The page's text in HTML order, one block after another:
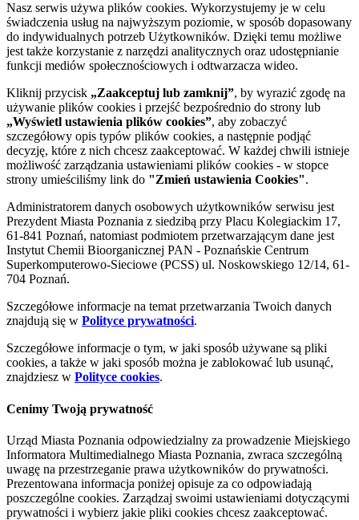
Nasz serwis używa plików cookies. Wykorzystujemy je w celu
świadczenia usług na najwyższym poziomie, w sposób dopasowany
do indywidualnych potrzeb Użytkowników. Dzięki temu możliwe
jest także korzystanie z narzędzi analitycznych oraz udostępnianie
funkcji mediów społecznościowych i odtwarzacza wideo.
Kliknij przycisk „Zaakceptuj lub zamknij”, by wyrazić zgodę na
używanie plików cookies i przejść bezpośrednio do strony lub
„Wyświetl ustawienia plików cookies”, aby zobaczyć
szczegółowy opis typów plików cookies, a następnie podjąć
decyzję, które z nich chcesz zaakceptować. W każdej chwili istnieje
możliwość zarządzania ustawieniami plików cookies - w stopce
strony umieściliśmy link do "Zmień ustawienia Cookies".
Administratorem danych osobowych użytkowników serwisu jest
Prezydent Miasta Poznania z siedzibą przy Placu Kolegiackim 17,
61-841 Poznań, natomiast podmiotem przetwarzającym dane jest
Instytut Chemii Bioorganicznej PAN - Poznańskie Centrum
Superkomputerowo-Sieciowe (PCSS) ul. Noskowskiego 12/14, 61-
704 Poznań.
Szczegółowe informacje na temat przetwarzania Twoich danych
znajdują się w Polityce prywatności.
Szczegółowe informacje o tym, w jaki sposób używane są pliki
cookies, a także w jaki sposób można je zablokować lub usunąć,
znajdziesz w Polityce cookies.
Cenimy Twoją prywatność
Urząd Miasta Poznania odpowiedzialny za prowadzenie Miejskiego
Informatora Multimedialnego Miasta Poznania, zwraca szczególną
uwagę na przestrzeganie prawa użytkowników do prywatności.
Prezentowana informacja poniżej opisuje za co odpowiadają
poszczególne cookies. Zarządzaj swoimi ustawieniami dotyczącymi
prywatności i wybierz jakie pliki cookies chcesz zaakceptować.